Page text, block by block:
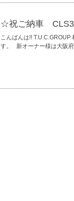
☆祝ご納車
こんばんは!!
す。 新オーナー様は大阪